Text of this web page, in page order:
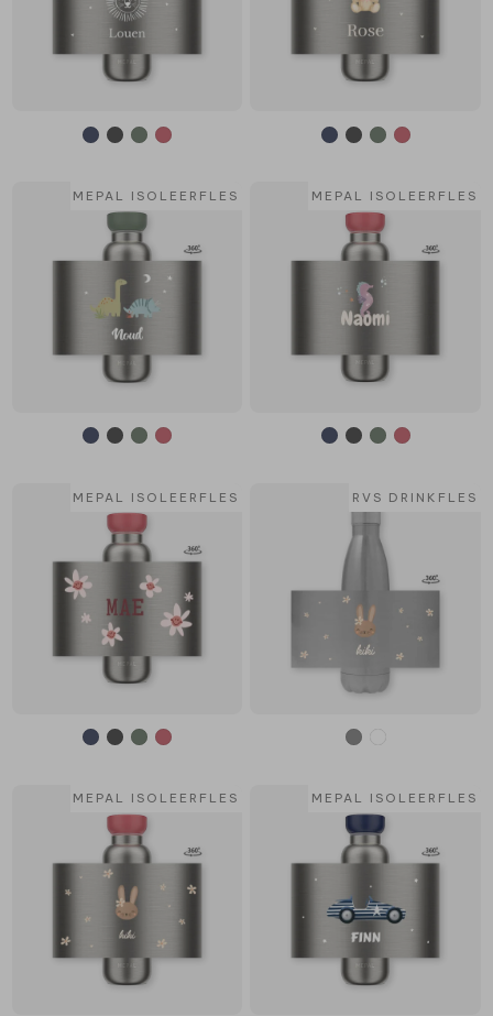
MEPAL ISOLEERFLES MEPAL ISOLEERFLES
MEPAL ISOLEERFLES RVS DRINKFLES
MEPAL ISOLEERFLES MEPAL ISOLEERFLES